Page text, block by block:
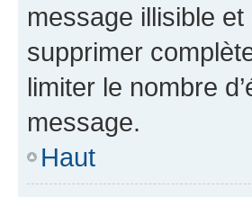
message illisible
supprimer
limiter le nombre
message.
Haut